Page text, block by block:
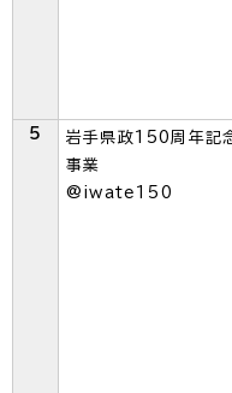
5
岩手県政150周年記
事業
@iwate150